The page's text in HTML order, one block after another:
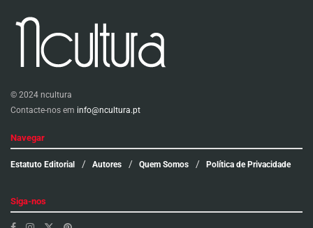
© 2024 ncultura
Contacte-nos em info@ncultura.pt
Navegar
Estatuto Editorial Autores Quem Somos Política de Privacidade
Siga-nos